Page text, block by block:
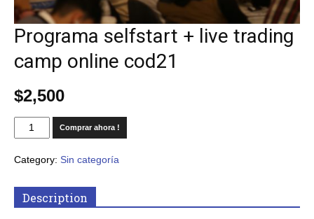
Programa selfstart + live trading
camp online cod21
$2,500
Comprar ahora !
Category: Sin categoría
Description